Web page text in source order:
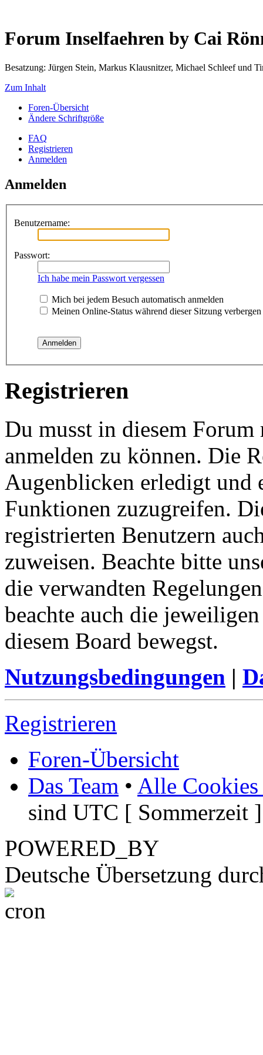
Forum Inselfaehren by Cai
Besatzung: Jürgen Stein, Markus Klausnitzer, Michael Schleef und
Zum Inhalt
Foren-Übersicht
Ändere Schriftgröße
FAQ
Registrieren
Anmelden
Anmelden
Benutzername:
Passwort:
Ich habe mein Passwort vergessen
Mich bei jedem Besuch automatisch anmelden
Meinen Online-Status während dieser Sitzung verbergen
Registrieren
Du musst in diesem
anmelden zu können. Die
Augenblicken erledigt und
Funktionen zuzugreifen.
registrierten Benutzern
zuweisen. Beachte bitte
die verwandten
beachte auch die
diesem Board bewegst.
Nutzungsbedingungen |
Registrieren
Foren-Übersicht
Das Team • Alle Cookies
sind UTC [ Sommerzeit ]
POWERED_BY
Deutsche Übersetzung